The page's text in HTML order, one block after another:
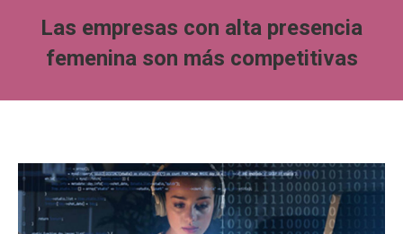
Las empresas con alta presencia
femenina son más competitivas